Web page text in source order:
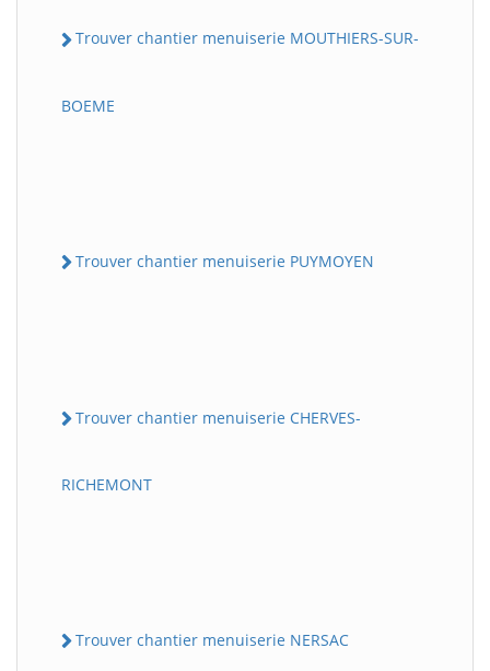
Trouver chantier menuiserie MOUTHIERS-SUR-
BOEME
Trouver chantier menuiserie PUYMOYEN
Trouver chantier menuiserie CHERVES-
RICHEMONT
Trouver chantier menuiserie NERSAC